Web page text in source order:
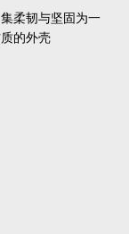
柔韧与坚固为一
的外壳